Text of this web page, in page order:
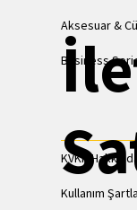
Aksesuar &
Business
KVKK
Kullanım